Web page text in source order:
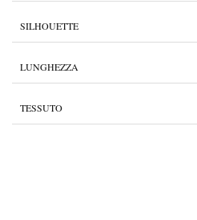
SILHOUETTE
LUNGHEZZA
TESSUTO